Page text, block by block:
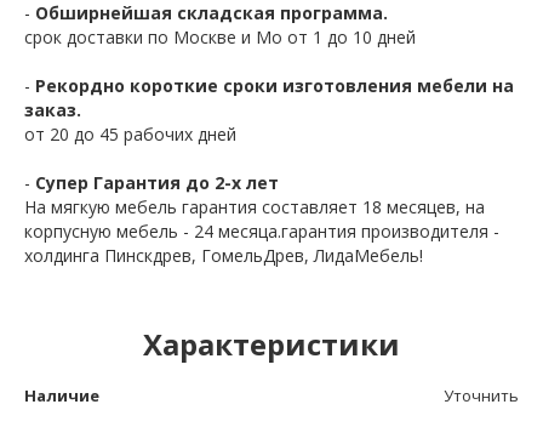
- Обширнейшая складская программа.
срок доставки по Москве и Мо от 1 до 10 дней
- Рекордно короткие сроки изготовления мебели на
заказ.
от 20 до 45 рабочих дней
- Супер Гарантия до 2-х лет
На мягкую мебель гарантия составляет 18 месяцев, на
корпусную мебель - 24 месяца.гарантия производителя -
холдинга Пинскдрев, ГомельДрев, ЛидаМебель!
Характеристики
Наличие Уточнить